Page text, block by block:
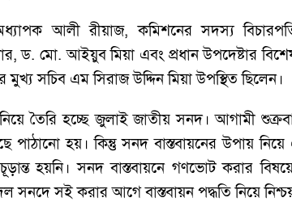
আলী রীয়াজ, কমিশনের সদস্য
মো. আইয়ুব মিয়া এবং প্রধান উপদেষ্টার বিশেষ
মুখ‍্য সচিব এম সিরাজ উদ্দিন মিয়া উপস্থিত ছিলেন।
নিয়ে তৈরি হচ্ছে জুলাই জাতীয় সনদ। আগামী
পাঠানো হয়। কিন্তু সনদ বাস্তবায়নের উপায়
হয়নি। সনদ বাস্তবায়নে গণভোট করার
সই করার আগে বাস্তবায়ন পদ্ধতি নিয়ে